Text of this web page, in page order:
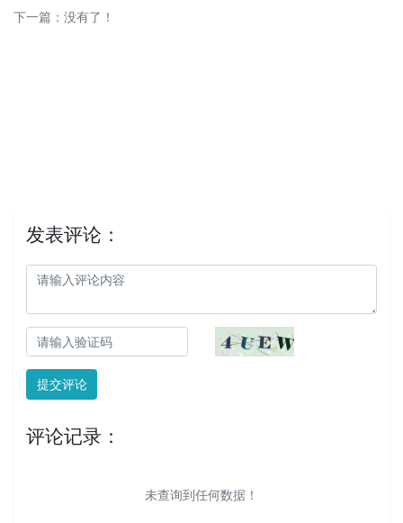
下一篇：没有了！
发表评论：
提交评论
评论记录：
未查询到任何数据！